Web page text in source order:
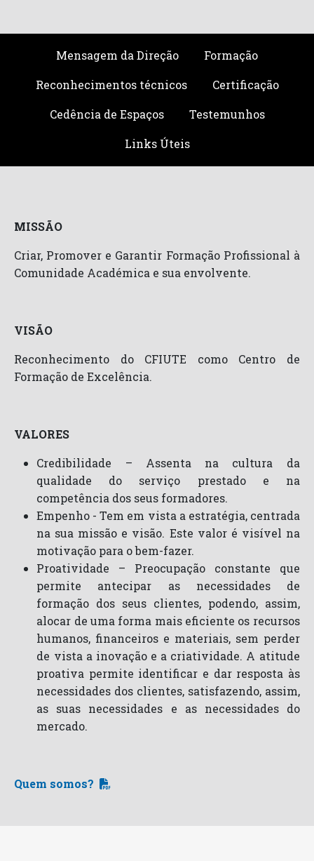
Mensagem da Direção
Formação
Reconhecimentos técnicos
Certificação
Cedência de Espaços
Testemunhos
Links Úteis
MISSÃO
Criar, Promover e Garantir Formação Profissional à
Comunidade Académica e sua envolvente.
VISÃO
Reconhecimento do CFIUTE como Centro de
Formação de Excelência.
VALORES
Credibilidade – Assenta na cultura da
qualidade do serviço prestado e na
competência dos seus formadores.
Empenho - Tem em vista a estratégia, centrada
na sua missão e visão. Este valor é visível na
motivação para o bem-fazer.
Proatividade – Preocupação constante que
permite antecipar as necessidades de
formação dos seus clientes, podendo, assim,
alocar de uma forma mais eficiente os recursos
humanos, financeiros e materiais, sem perder
de vista a inovação e a criatividade. A atitude
proativa permite identificar e dar resposta às
necessidades dos clientes, satisfazendo, assim,
as suas necessidades e as necessidades do
mercado.
Quem somos?